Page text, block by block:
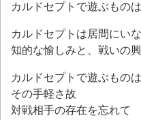
カルドセプトで遊ぶもの
カルドセプトは居間にい
知的な愉しみと、戦いの
カルドセプトで遊ぶものは
その手軽さ故
対戦相手の存在を忘れて